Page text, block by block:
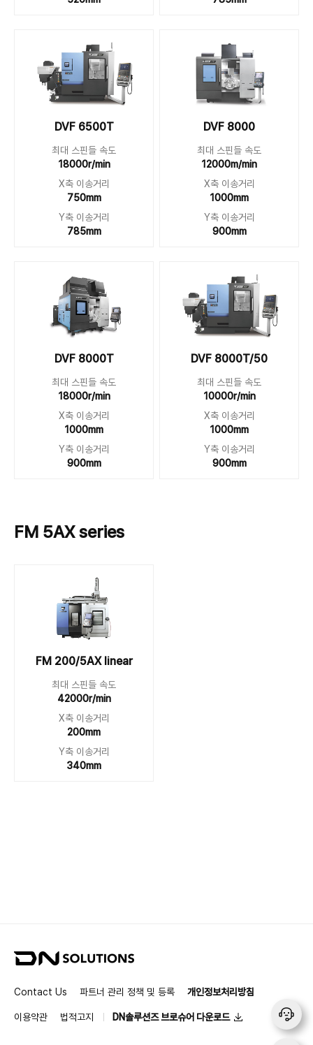
DVF 6500T
최대 스핀들 속도
18000r/min
X축 이송거리
750mm
Y축 이송거리
785mm
DVF 8000
최대 스핀들 속도
12000m/min
X축 이송거리
1000mm
Y축 이송거리
900mm
DVF 8000T
최대 스핀들 속도
18000r/min
X축 이송거리
1000mm
Y축 이송거리
900mm
DVF 8000T/50
최대 스핀들 속도
10000r/min
X축 이송거리
1000mm
Y축 이송거리
900mm
FM 5AX series
FM 200/5AX linear
최대 스핀들 속도
42000r/min
X축 이송거리
200mm
Y축 이송거리
340mm
D
S
l
Contact Us 파트너 관리 정책 및 등록 개인정보처리방침
이용약관 법적고지 DN솔루션즈 브로슈어 다운로드